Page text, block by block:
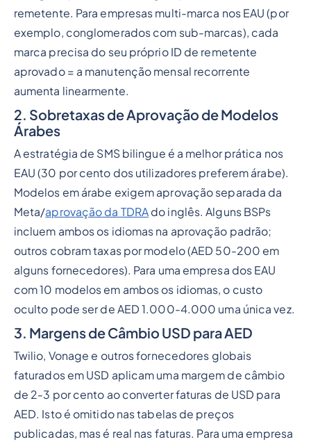
remetente. Para empresas multi-marca nos EAU (por
exemplo, conglomerados com sub-marcas), cada
marca precisa do seu próprio ID de remetente
aprovado = a manutenção mensal recorrente
aumenta linearmente.
2. Sobretaxas de Aprovação de Modelos
Árabes
A estratégia de SMS bilingue é a melhor prática nos
EAU (30 por cento dos utilizadores preferem árabe).
Modelos em árabe exigem aprovação separada da
Meta/aprovação da TDRA do inglês. Alguns BSPs
incluem ambos os idiomas na aprovação padrão;
outros cobram taxas por modelo (AED 50-200 em
alguns fornecedores). Para uma empresa dos EAU
com 10 modelos em ambos os idiomas, o custo
oculto pode ser de AED 1.000-4.000 uma única vez.
3. Margens de Câmbio USD para AED
Twilio, Vonage e outros fornecedores globais
faturados em USD aplicam uma margem de câmbio
de 2-3 por cento ao converter faturas de USD para
AED. Isto é omitido nas tabelas de preços
publicadas, mas é real nas faturas. Para uma empresa